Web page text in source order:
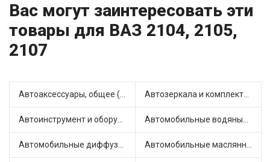
Вас могут заинтересовать эти
товары для ВАЗ 2104, 2105,
2107
Автоаксессуары, общее (1) Автозеркала и комплектующие (7)
Автоинструмент и оборудование (7) Автомобильные водяные насосы (14)
Автомобильные диффузоры и вентиляторы (4) Автомобильные маслянные насосы (7)